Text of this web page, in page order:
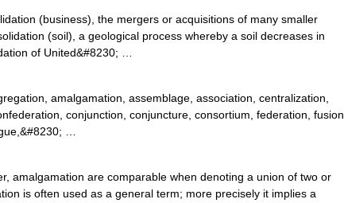
(business), the mergers or acquisitions of many smaller
(soil), a geological process whereby a soil decreases in
of United&#8230; …
amalgamation, assemblage, association, centralization,
conjunction, conjuncture, consortium, federation, fusion,
…
amalgamation are comparable when denoting a union of two or
is often used as a general term; more precisely it implies a